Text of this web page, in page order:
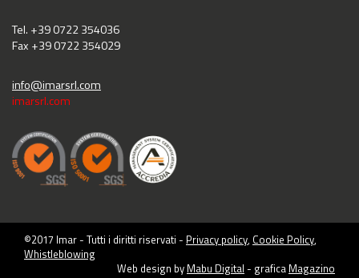
Tel. +39 0722 354036
Fax +39 0722 354029
info@imarsrl.com
imarsrl.com
©2017 Imar - Tutti i diritti riservati - Privacy policy, Cookie Policy,
Whistleblowing
Web design by Mabu Digital - grafica Magazino